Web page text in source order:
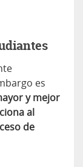
es
y mejor
al
de